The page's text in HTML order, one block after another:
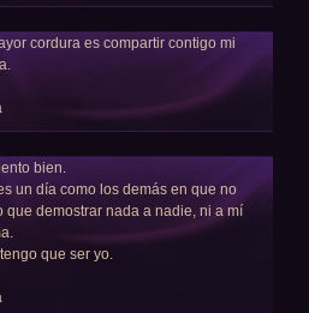
cordura es compartir contigo mi
bien.
un día como los demás en que no
que demostrar nada a nadie, ni a mí
que ser yo.